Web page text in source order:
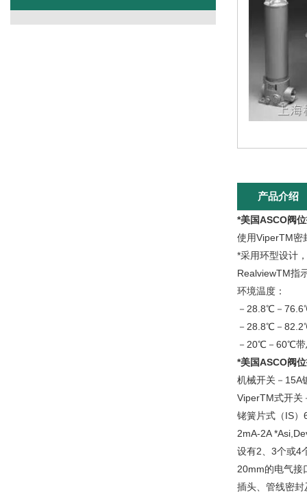
产品介绍
*美国ASCO阀
使用ViperΤМ密
*采用环型设计
RealviewΤМ指
环境温度：
－28.8℃－
－28.8℃－
－20℃－60℃带
*美国ASCO阀
机械开关－15A
ViperTM式开关
铑簧片式（IS）
2mA-2A
设有2、3个或4
20mm的电气接
插头、管线密封